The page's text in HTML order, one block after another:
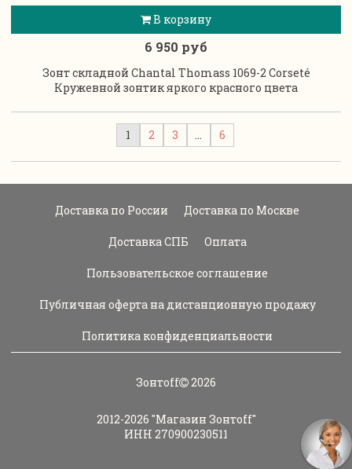
В корзину
6 950 руб
Зонт складной Chantal Thomass 1069-2 Corseté
Кружевной зонтик яркого красного цвета
1 2 3 … 6
Доставка по России Доставка по Москве
Доставка СПБ Оплата
Пользовательское соглашение
Публичная оферта на дистанционную продажу
Политика конфиденциальности
Зонтoff 2026
2012-2026 "Магазин Зонтoff"
ИНН 270900230511